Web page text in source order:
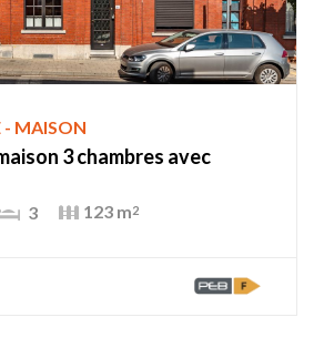
- MAISON
3 chambres avec
3 123 m2